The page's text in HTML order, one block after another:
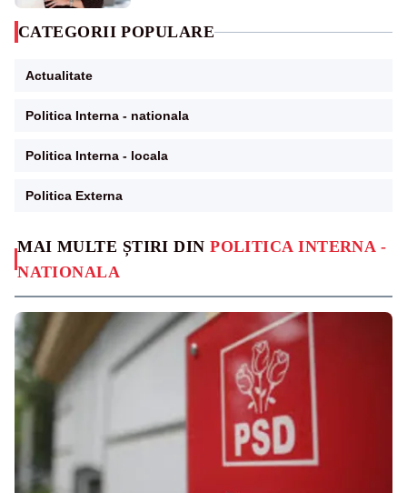
MAI MULTE ȘTIRI DINPOLITICA INTERNA -
NATIONALA
CATEGORII POPULARE
Actualitate
Politica Interna - nationala
Politica Interna - locala
Politica Externa